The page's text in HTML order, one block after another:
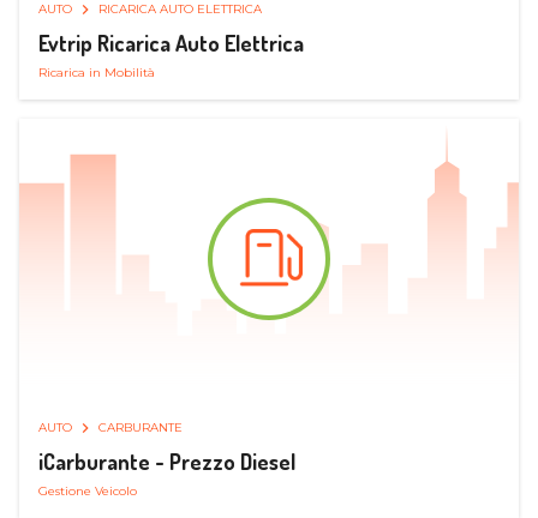
AUTO RICARICA AUTO ELETTRICA
Evtrip Ricarica Auto Elettrica
Ricarica in Mobilità
AUTO CARBURANTE
iCarburante - Prezzo Diesel
Gestione Veicolo